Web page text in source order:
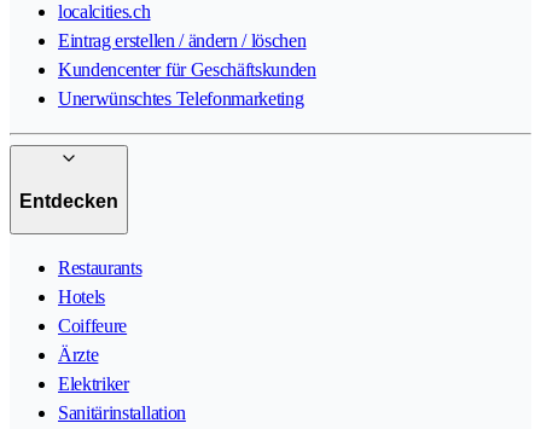
localcities.ch
Eintrag erstellen / ändern / löschen
Kundencenter für Geschäftskunden
Unerwünschtes Telefonmarketing
Entdecken
Restaurants
Hotels
Coiffeure
Ärzte
Elektriker
Sanitärinstallation